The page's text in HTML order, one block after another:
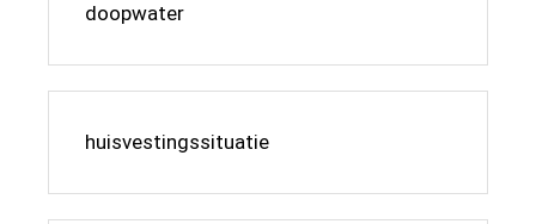
doopwater
huisvestingssituatie